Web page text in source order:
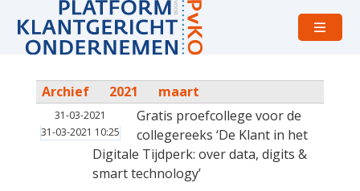
Open
Archief 2021 maart
31-03-2021
31-03-2021 10:25
Gratis proefcollege voor de
collegereeks ‘De Klant in het
Digitale Tijdperk: over data, digits &
smart technology’